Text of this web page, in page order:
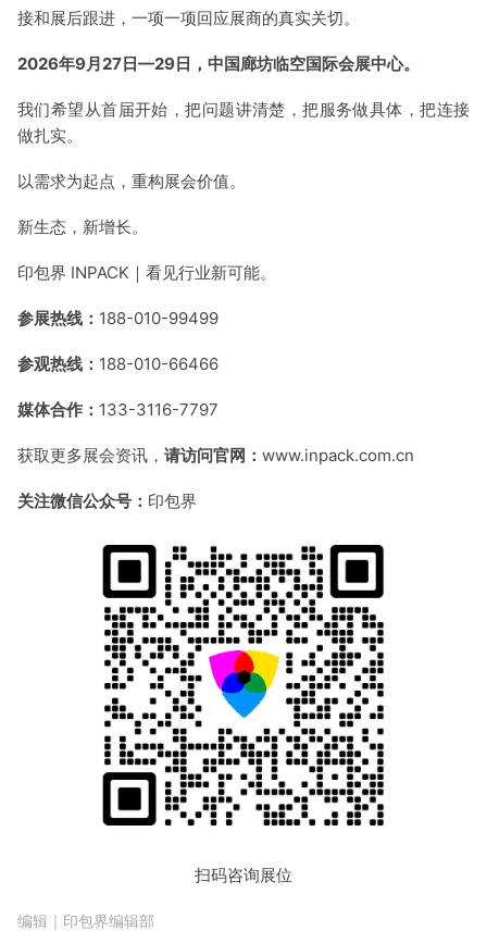
接和展后跟进，一项一项回应展商的真实关切。
2026年9月27日—29日，中国廊坊临空国际会展中心。
我们希望从首届开始，把问题讲清楚，把服务做具体，把连接
做扎实。
以需求为起点，重构展会价值。
新生态，新增长。
印包界 INPACK｜看见行业新可能。
参展热线： 188-010-99499
参观热线： 188-010-66466
媒体合作： 133-3116-7797
获取更多展会资讯， 请访问官网： www.inpack.com.cn
关注微信公众号： 印包界
扫码咨询展位
编辑｜印包界编辑部